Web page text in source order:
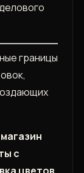
границы
магазин
с